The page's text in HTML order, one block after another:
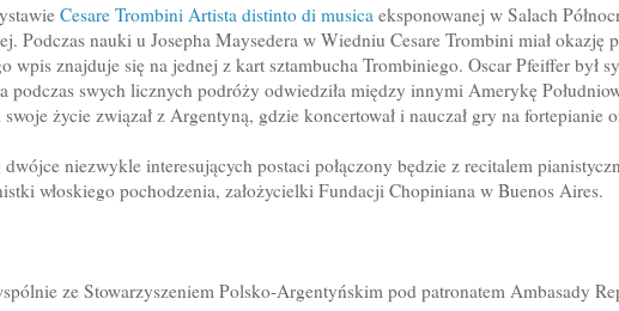
Cesare Trombini Artista distinto di musica eksponowanej w Salach
Podczas nauki u Josepha Maysedera w Wiedniu Cesare Trombini miał okazję
wpis znajduje się na jednej z kart sztambucha Trombiniego. Oscar Pfeiffer był
podczas swych licznych podróży odwiedziła między innymi Amerykę
życie związał z Argentyną, gdzie koncertował i nauczał gry na fortepianie
niezwykle interesujących postaci połączony będzie z recitalem
włoskiego pochodzenia, założycielki Fundacji Chopiniana w Buenos Aires.
ze Stowarzyszeniem Polsko-Argentyńskim pod patronatem Ambasady